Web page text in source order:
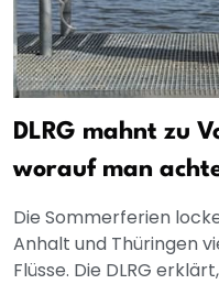
DLRG mahnt zu
worauf man
Die Sommerferien
Anhalt und Thüringen
Flüsse. Die DLRG